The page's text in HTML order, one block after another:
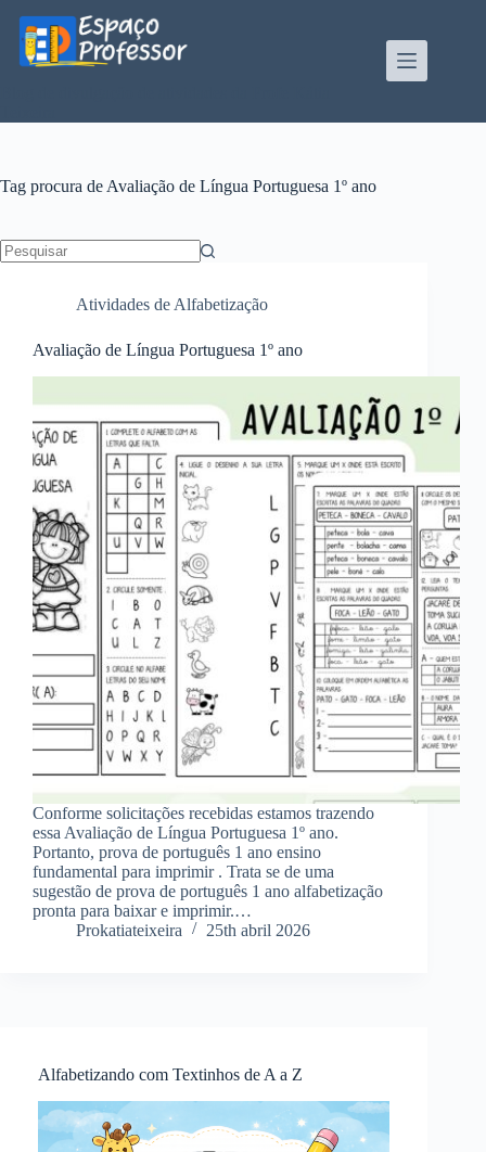
para
conteúdo
Tag procura de Avaliação de Língua Portuguesa 1º ano
Atividades de Alfabetização
Avaliação de Língua Portuguesa 1º ano
Conforme solicitações recebidas estamos trazendo
essa Avaliação de Língua Portuguesa 1º ano.
Portanto, prova de português 1 ano ensino
fundamental para imprimir . Trata se de uma
sugestão de prova de português 1 ano alfabetização
pronta para baixar e imprimir.…
Prokatiateixeira
25th abril 2026
Alfabetizando com Textinhos de A a Z